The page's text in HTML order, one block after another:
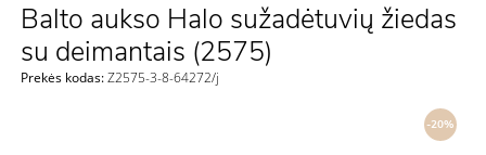
Balto aukso Halo sužadėtuvių žiedas
su deimantais (2575)
Prekės kodas:Z2575-3-8-64272/j
-20%